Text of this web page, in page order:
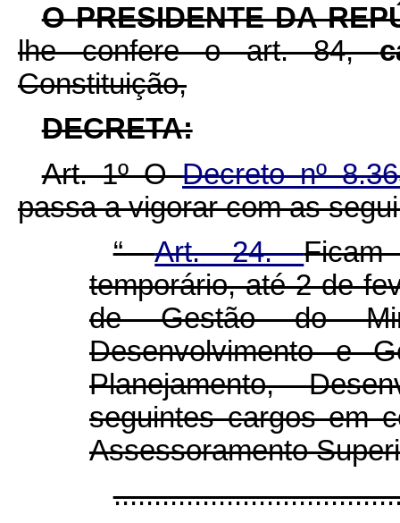
OPRESIDENTE DA
lhe confere o art. 84,
Constituição,
DECRETA:
Art. 1º ODecreto nº
passa a vigorar com as
“Art. 24.
temporário, até 2 de
de Gestão do
Desenvolvimento e
Planejamento,
seguintes cargos em
Assessoramento